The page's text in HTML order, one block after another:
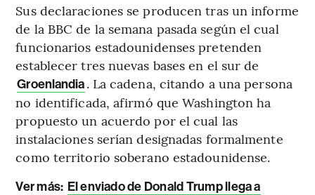
Sus declaraciones se producen tras un informe
de la BBC de la semana pasada según el cual
funcionarios estadounidenses pretenden
establecer tres nuevas bases en el sur de
Groenlandia. La cadena, citando a una persona
no identificada, afirmó que Washington ha
propuesto un acuerdo por el cual las
instalaciones serían designadas formalmente
como territorio soberano estadounidense.
Ver más: El enviado de Donald Trump llega a